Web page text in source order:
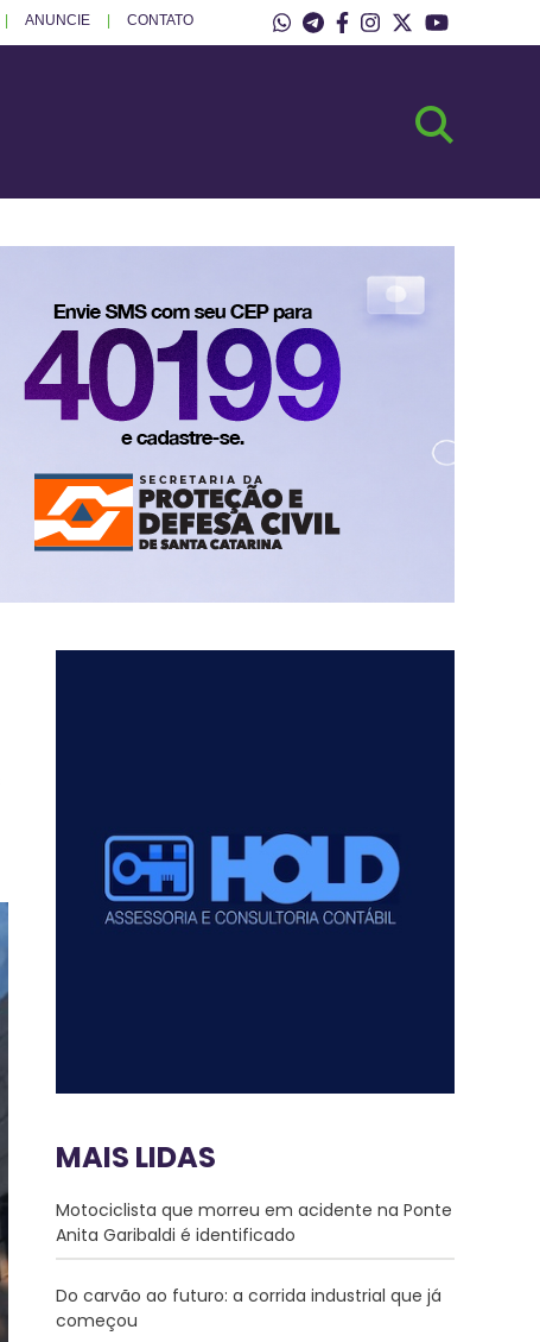
ANUNCIE CONTATO
MAIS LIDAS
Motociclista que morreu em acidente na Ponte
Anita Garibaldi é identificado
Do carvão ao futuro: a corrida industrial que já
começou